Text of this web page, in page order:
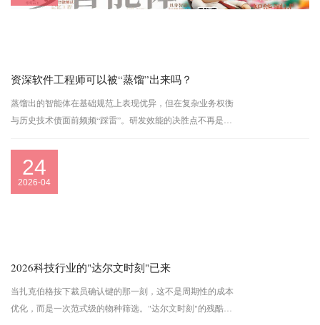
资深软件工程师可以被“蒸馏”出来吗？
蒸馏出的智能体在基础规范上表现优异，但在复杂业务权衡
与历史技术债面前频频“踩雷”。研发效能的决胜点不再是生
考。24
2026-04
2026科技行业的"达尔文时刻"已来
当扎克伯格按下裁员确认键的那一刻，这不是周期性的成本
优化，而是一次范式级的物种筛选。"达尔文时刻"的残酷之